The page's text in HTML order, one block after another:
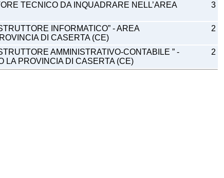
TECNICO DA INQUADRARE NELL’AREA
3
INFORMATICO” - AREA
DI CASERTA (CE)
2
AMMINISTRATIVO-CONTABILE ” -
LA PROVINCIA DI CASERTA (CE)
2